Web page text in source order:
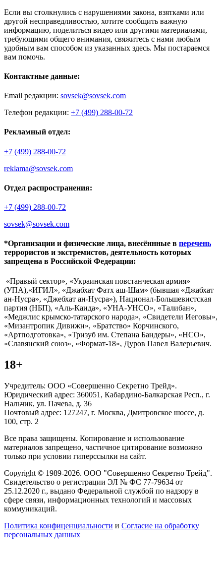
Если вы столкнулись с нарушениями закона, взятками или
другой несправедливостью, хотите сообщить важную
информацию, поделиться видео или другими материалами,
требующими общего внимания, свяжитесь с нами любым
удобным вам способом из указанных здесь. Мы постараемся
вам помочь.
Контактные данные:
Email редакции: sovsek@sovsek.com
Телефон редакции: +7 (499) 288-00-72
Рекламный отдел:
+7 (499) 288-00-72
reklama@sovsek.com
Отдел распространения:
+7 (499) 288-00-72
sovsek@sovsek.com
*Организации и физические лица, внесённные в перечень
террористов и экстремистов, деятельность которых
запрещена в Российской Федерации:
«Правый сектор», «Украинская повстанческая армия»
(УПА),«ИГИЛ», «Джабхат Фатх аш-Шам» (бывшая «Джабхат
ан-Нусра», «Джебхат ан-Нусра»), Национал-Большевистская
партия (НБП), «Аль-Каида», «УНА-УНСО», «Талибан»,
«Меджлис крымско-татарского народа», «Свидетели Иеговы»,
«Мизантропик Дивижн», «Братство» Корчинского,
«Артподготовка», «Тризуб им. Степана Бандеры», «НСО»,
«Славянский союз», «Формат-18», Дуров Павел Валерьевич.
18+
Учредитель: ООО «Совершенно Секретно Трейд».
Юридический адрес: 360051, Кабардино-Балкарская Респ., г.
Нальчик, ул. Пачева, д. 36
Почтовый адрес: 127247, г. Москва, Дмитровское шоссе, д.
100, стр. 2
Все права защищены. Копирование и использование
материалов запрещено, частичное цитирование возможно
только при условии гиперссылки на сайт.
Copyright © 1989-2026. ООО "Совершенно Секретно Трейд".
Свидетельство о регистрации ЭЛ № ФС 77-79634 от
25.12.2020 г., выдано Федеральной службой по надзору в
сфере связи, информационных технологий и массовых
коммуникаций.
Политика конфиценциальности и Согласие на обработку
персональных данных